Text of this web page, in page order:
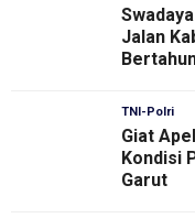
Jalan
TNI-Polri
Giat
Kondisi
Garut